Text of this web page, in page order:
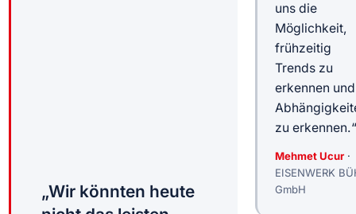
„Wir könnten heute
uns die
Möglichkeit,
frühzeitig
Trends zu
erkennen und
zu
Mehmet Ucur·
EISENWERK
GmbH